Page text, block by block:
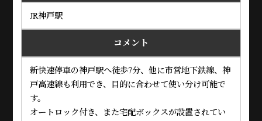
JR神戸駅
コメント
新快速停車の神戸駅へ徒歩7分、他に市営地下鉄線、神
戸高速線も利用でき、目的に合わせて使い分け可能で
す。
オートロック付き、また宅配ボックスが設置されてい